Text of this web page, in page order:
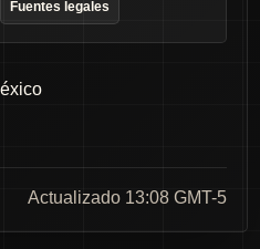
Fuentes legales
Actualizado 13:08 GMT-5